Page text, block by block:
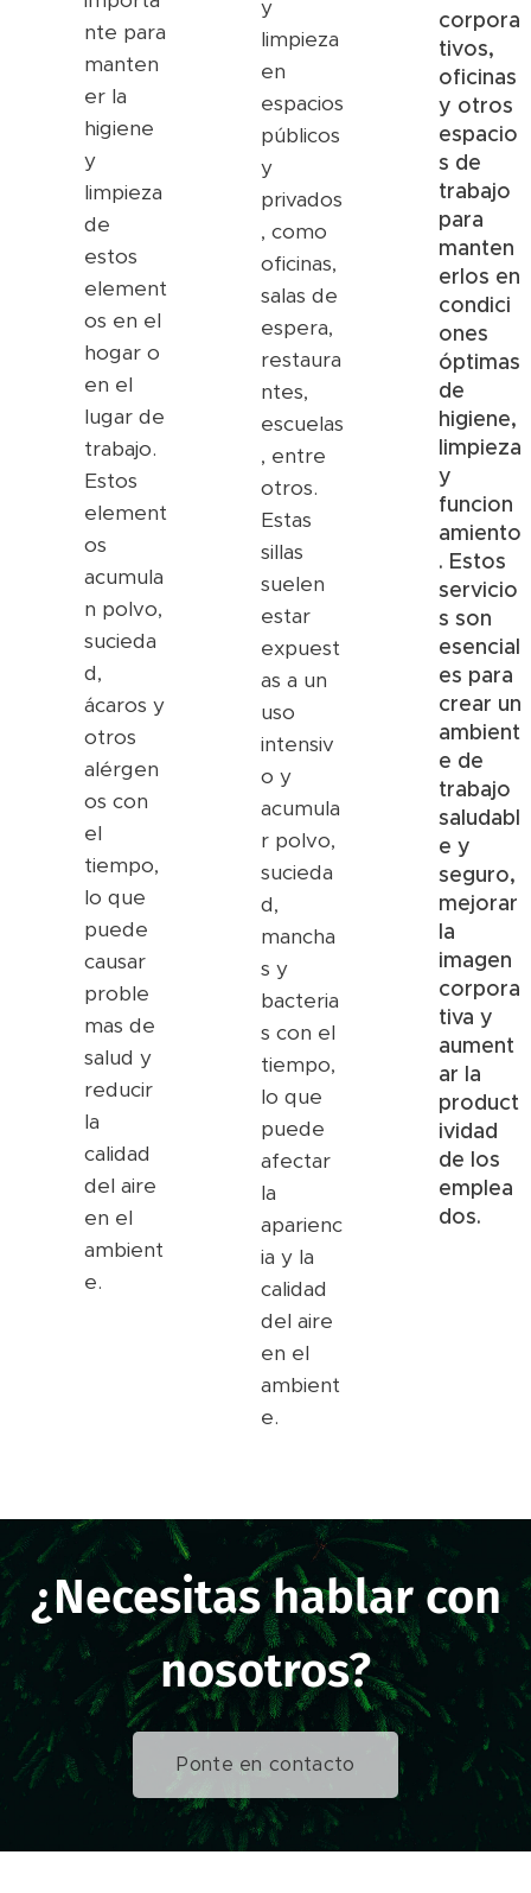
nte para
manten
er la
higiene
y
limpieza
de
estos
element
os en el
hogar o
en el
lugar de
trabajo.
Estos
element
os
acumula
n polvo,
sucieda
d,
ácaros y
otros
alérgen
os con
el
tiempo,
lo que
puede
causar
proble
mas de
salud y
reducir
la
calidad
del aire
en el
ambient
e.
y
limpieza
en
espacios
públicos
y
privados
, como
oficinas,
salas de
espera,
restaura
ntes,
escuelas
, entre
otros.
Estas
sillas
suelen
estar
expuest
as a un
uso
intensiv
o y
acumula
r polvo,
sucieda
d,
mancha
s y
bacteria
s con el
tiempo,
lo que
puede
afectar
la
aparienc
ia y la
calidad
del aire
en el
ambient
e.
corpora
tivos,
oficinas
y otros
espacio
s de
trabajo
para
manten
erlos en
condici
ones
óptimas
de
higiene,
limpieza
y
funcion
amiento
. Estos
servicio
s son
esencial
es para
crear un
ambient
e de
trabajo
saludabl
e y
seguro,
mejorar
la
imagen
corpora
tiva y
aument
ar la
product
ividad
de los
emplea
dos.
¿Necesitas hablar con
nosotros?
Ponte en contacto